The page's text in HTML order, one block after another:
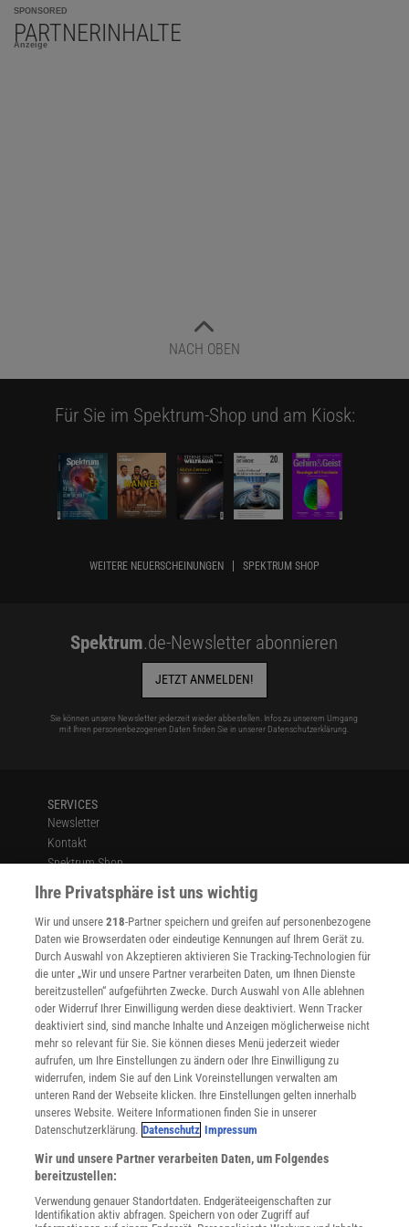
SPONSORED
PARTNERINHALTE
Anzeige
NACH OBEN
Für Sie im Spektrum-Shop und am Kiosk:
WEITERE NEUERSCHEINUNGEN SPEKTRUM SHOP
Spektrum.de-Newsletter abonnieren
JETZT ANMELDEN!
Sie können unsere Newsletter jederzeit wieder abbestellen. Infos zu unserem Umgang
mit Ihren personenbezogenen Daten finden Sie in unserer Datenschutzerklärung.
SERVICES
Newsletter
Kontakt
Spektrum Shop
Im Handel kaufen
Presse
Verträge kündigen
INFO
Mediadaten
Datenschutz
Nutzungsbedingungen
Cookie-Einstellungen
Utiq verwalten
Nutzungsbasierte Onlinewerbung
Alle Artikel
Impressum
Angebote für Schulen
Angebote für Institutionen
Sprachen lernen mit Gymglish
Ihre Privatsphäre ist uns wichtig
Wir und unsere218-Partner speichern und greifen auf personenbezogene
Daten wie Browserdaten oder eindeutige Kennungen auf Ihrem Gerät zu.
Durch Auswahl von Akzeptieren aktivieren Sie Tracking-Technologien für
die unter „Wir und unsere Partner verarbeiten Daten, um Ihnen Dienste
bereitzustellen“ aufgeführten Zwecke. Durch Auswahl von Alle ablehnen
oder Widerruf Ihrer Einwilligung werden diese deaktiviert. Wenn Tracker
deaktiviert sind, sind manche Inhalte und Anzeigen möglicherweise nicht
mehr so relevant für Sie. Sie können dieses Menü jederzeit wieder
aufrufen, um Ihre Einstellungen zu ändern oder Ihre Einwilligung zu
widerrufen, indem Sie auf den Link Voreinstellungen verwalten am
unteren Rand der Webseite klicken. Ihre Einstellungen gelten innerhalb
unseres Website. Weitere Informationen finden Sie in unserer
Datenschutzerklärung. Datenschutz Impressum
Wir und unsere Partner verarbeiten Daten, um Folgendes
bereitzustellen:
Verwendung genauer Standortdaten. Endgeräteeigenschaften zur
Identifikation aktiv abfragen. Speichern von oder Zugriff auf